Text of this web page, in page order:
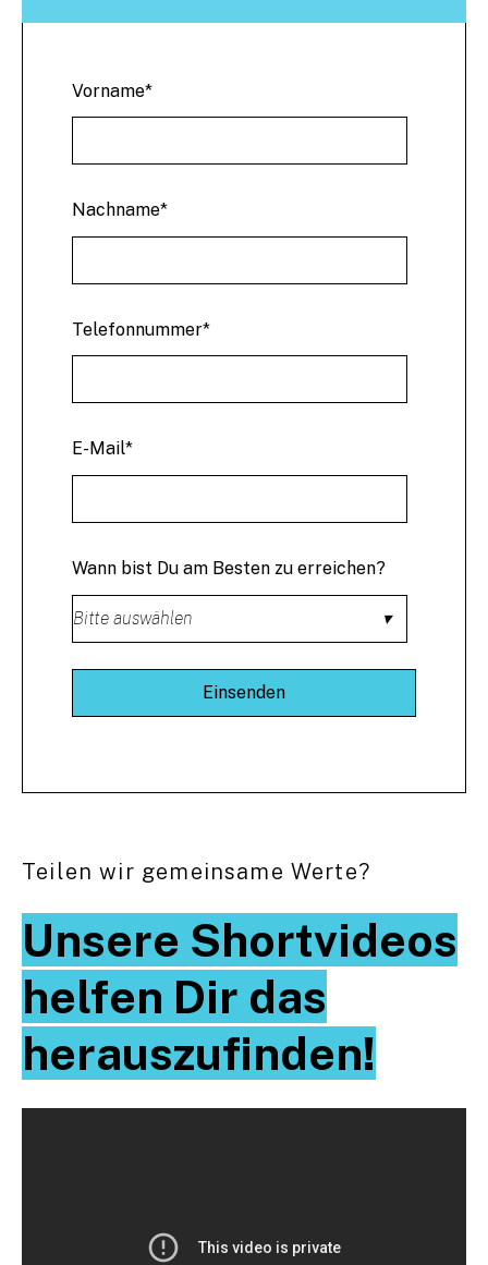
Vorname*
Nachname*
Telefonnummer*
E-Mail*
Wann bist Du am Besten zu erreichen?
Teilen wir gemeinsame Werte?
Unsere Shortvideos
helfen Dir das
herauszufinden!